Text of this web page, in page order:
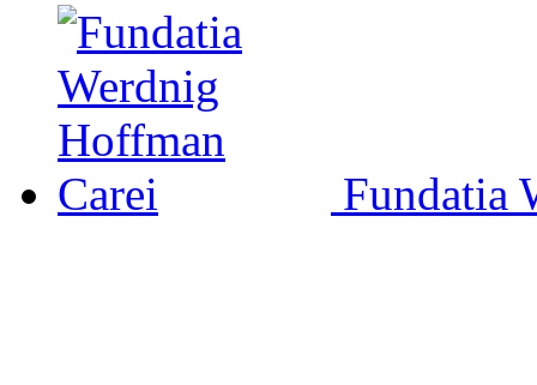
Fundatia